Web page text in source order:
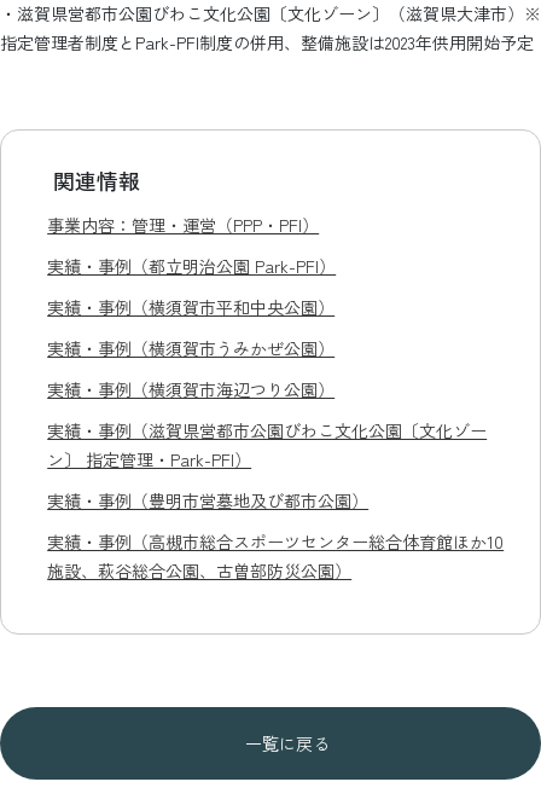
・滋賀県営都市公園びわこ文化公園〔文化ゾーン〕（滋賀県大津市）※
指定管理者制度とPark-PFI制度の併用、整備施設は2023年供用開始予定
関連情報
事業内容：管理・運営（PPP・PFI）
実績・事例（都立明治公園 Park-PFI）
実績・事例（横須賀市平和中央公園）
実績・事例（横須賀市うみかぜ公園）
実績・事例（横須賀市海辺つり公園）
実績・事例（滋賀県営都市公園びわこ文化公園〔文化ゾー
ン〕 指定管理・Park-PFI）
実績・事例（豊明市営墓地及び都市公園）
実績・事例（高槻市総合スポーツセンター総合体育館ほか10
施設、萩谷総合公園、古曽部防災公園）
一覧に戻る